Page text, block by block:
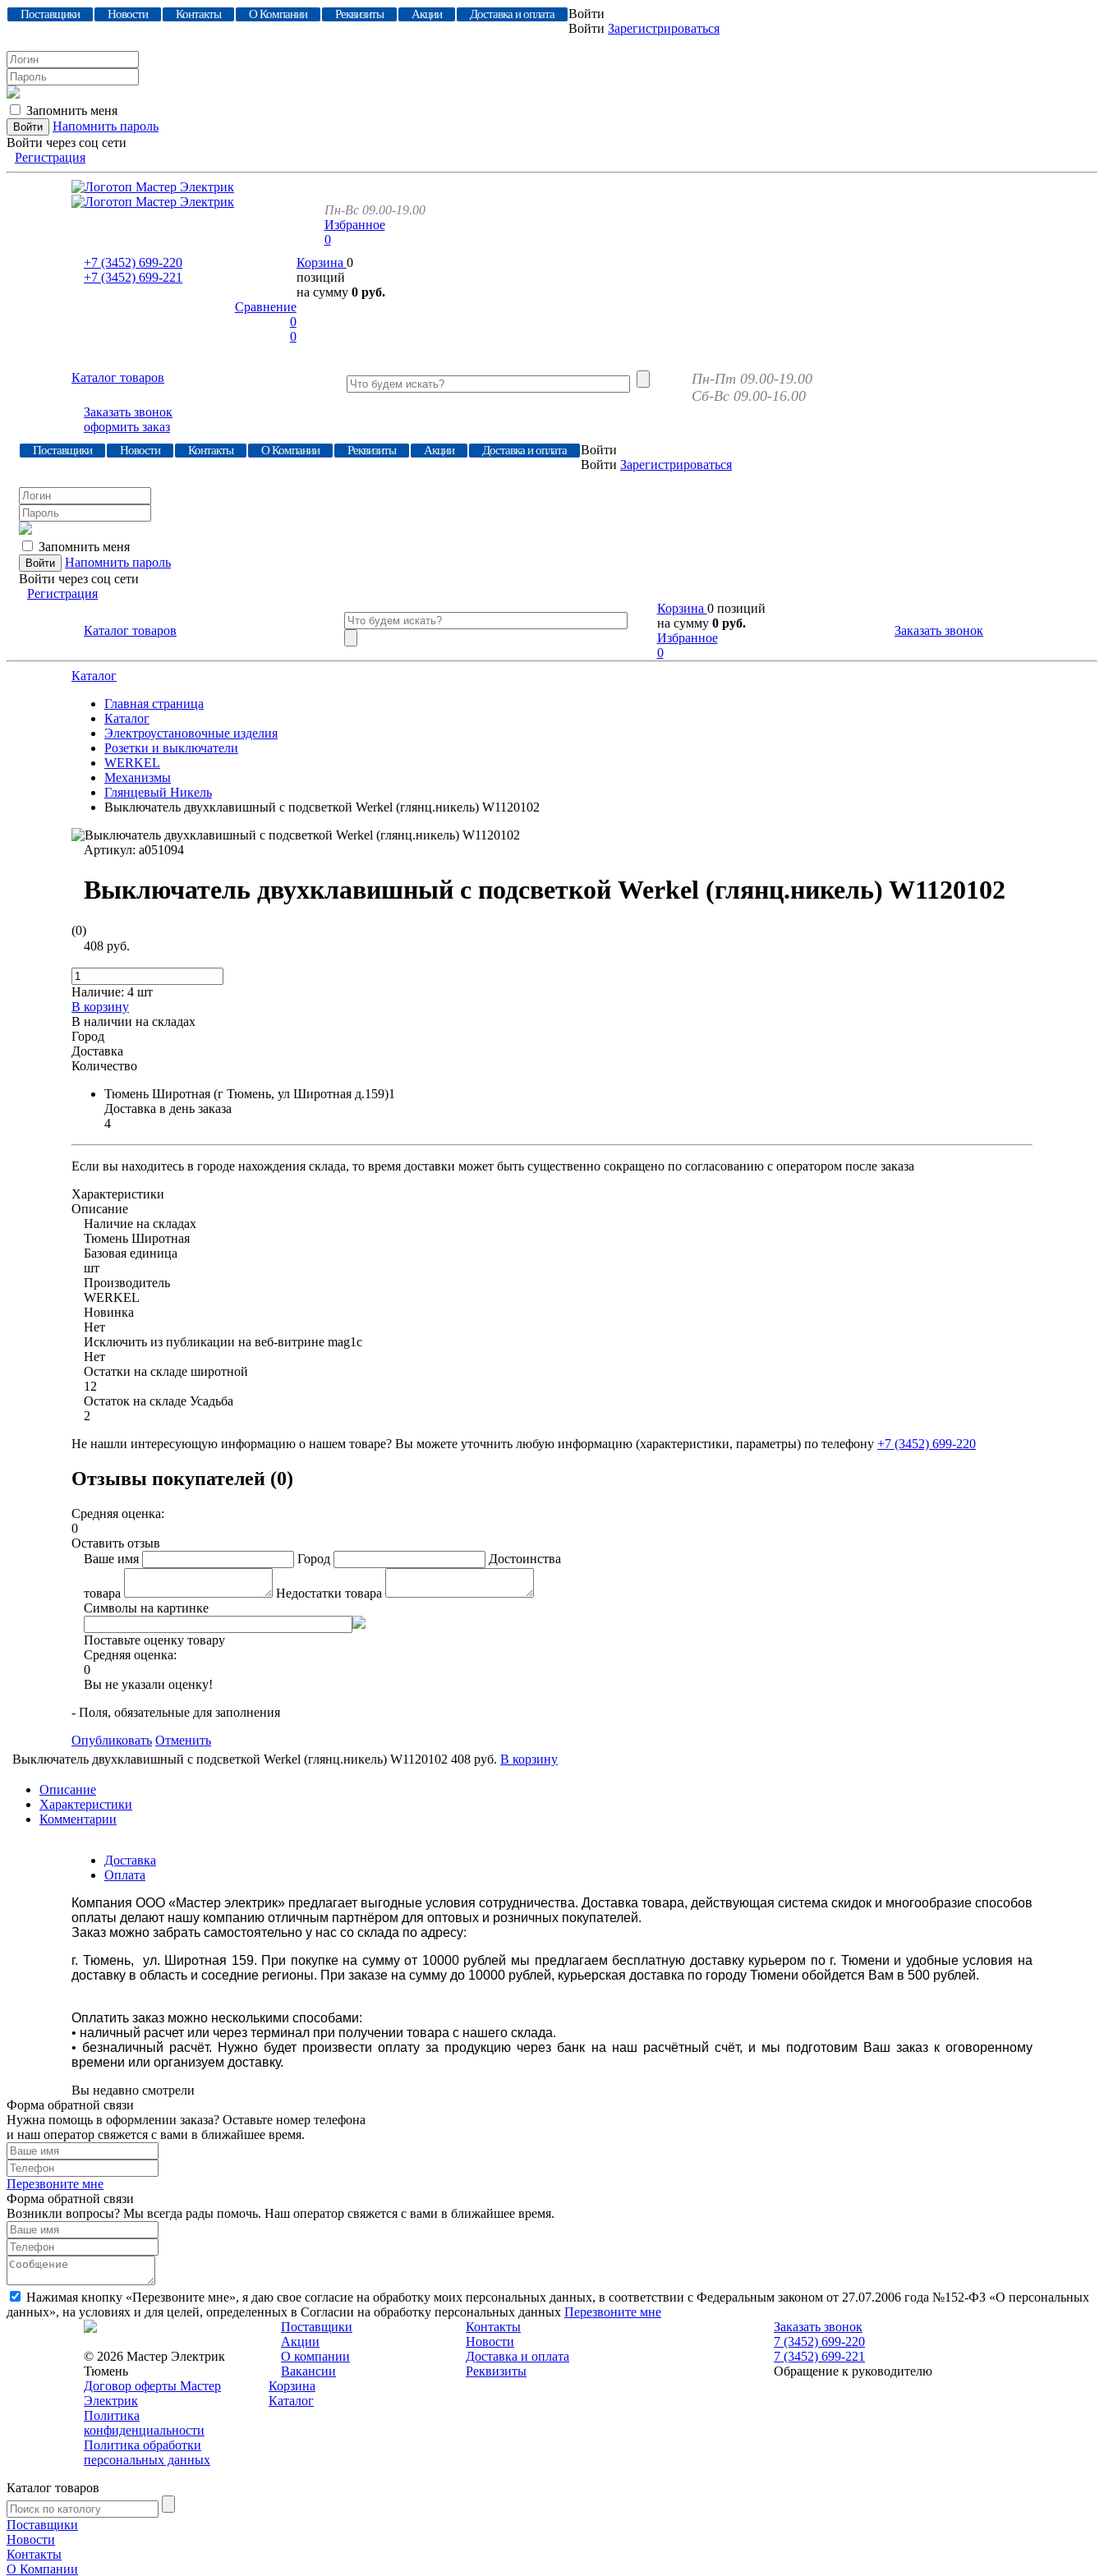
Поставщики Новости Контакты О Компании Реквизиты Акции Доставка и оплата
Войти
Войти Зарегистрироваться
Запомнить меня
Напомнить пароль
Войти через соц сети
Регистрация
Пн-Вс 09.00-19.00
Избранное
0
+7 (3452) 699-220
+7 (3452) 699-221
Корзина 0
позиций
на сумму 0 руб.
Сравнение
0
0
Каталог товаров
Пн-Пт 09.00-19.00
Сб-Вс 09.00-16.00
Заказать звонок
оформить заказ
Поставщики Новости Контакты О Компании Реквизиты Акции Доставка и оплата
Войти
Войти Зарегистрироваться
Запомнить меня
Напомнить пароль
Войти через соц сети
Регистрация
Каталог товаров
Корзина 0 позиций
на сумму 0 руб.
Избранное
0
Заказать звонок
Каталог
Главная страница
Каталог
Электроустановочные изделия
Розетки и выключатели
WERKEL
Механизмы
Глянцевый Никель
Выключатель двухклавишный с подсветкой Werkel (глянц.никель) W1120102
Артикул: a051094
Выключатель двухклавишный с подсветкой Werkel (глянц.никель) W1120102
(0)
408 руб.
Наличие: 4 шт
В корзину
В наличии на складах
Город
Доставка
Количество
Тюмень Широтная (г Тюмень, ул Широтная д.159)1
Доставка в день заказа
4
Если вы находитесь в городе нахождения склада, то время доставки может быть существенно сокращено по согласованию с оператором после заказа
Характеристики
Описание
Наличие на складах
Тюмень Широтная
Базовая единица
шт
Производитель
WERKEL
Новинка
Нет
Исключить из публикации на веб-витрине mag1c
Нет
Остатки на складе широтной
12
Остаток на складе Усадьба
2
Не нашли интересующую информацию о нашем товаре? Вы можете уточнить любую информацию (характеристики, параметры) по телефону +7 (3452) 699-220
Отзывы покупателей (0)
Средняя оценка:
0
Оставить отзыв
Ваше имя
Город Достоинства
товара
Недостатки товара
Символы на картинке
Поставьте оценку товару
Средняя оценка:
0
Вы не указали оценку!
- Поля, обязательные для заполнения
Опубликовать Отменить
Выключатель двухклавишный с подсветкой Werkel (глянц.никель) W1120102 408 руб. В корзину
Описание
Характеристики
Комментарии
Доставка
Оплата
Компания ООО «Мастер электрик» предлагает выгодные условия сотрудничества. Доставка товара, действующая система скидок и многообразие способов
оплаты делают нашу компанию отличным партнёром для оптовых и розничных покупателей.
Заказ можно забрать самостоятельно у нас со склада по адресу:
г. Тюмень, ул. Широтная 159. При покупке на сумму от 10000 рублей мы предлагаем бесплатную доставку курьером по г. Тюмени и удобные условия на
доставку в область и соседние регионы. При заказе на сумму до 10000 рублей, курьерская доставка по городу Тюмени обойдется Вам в 500 рублей.
Оплатить заказ можно несколькими способами:
• наличный расчет или через терминал при получении товара с нашего склада.
• безналичный расчёт. Нужно будет произвести оплату за продукцию через банк на наш расчётный счёт, и мы подготовим Ваш заказ к оговоренному
времени или организуем доставку.
Вы недавно смотрели
Форма обратной связи
Нужна помощь в оформлении заказа? Оставьте номер телефона
и наш оператор свяжется с вами в ближайшее время.
Перезвоните мне
Форма обратной связи
Возникли вопросы? Мы всегда рады помочь. Наш оператор свяжется с вами в ближайшее время.
Нажимая кнопку «Перезвоните мне», я даю свое согласие на обработку моих персональных данных, в соответствии с Федеральным законом от 27.07.2006 года №152-ФЗ «О персональных
данных», на условиях и для целей, определенных в Согласии на обработку персональных данных Перезвоните мне
© 2026 Мастер Электрик
Тюмень
Договор оферты Мастер
Электрик
Политика
конфиденциальности
Политика обработки
персональных данных
Поставщики
Контакты
Акции
Новости
О компании
Доставка и оплата
Вакансии
Реквизиты
Заказать звонок
7 (3452) 699-220
7 (3452) 699-221
Обращение к руководителю
Корзина
Каталог
Каталог товаров
Поставщики
Новости
Контакты
О Компании